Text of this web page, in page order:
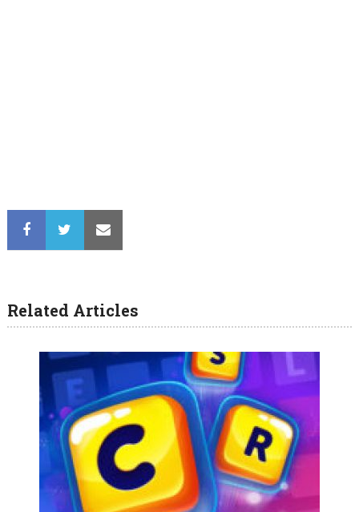
Related Articles